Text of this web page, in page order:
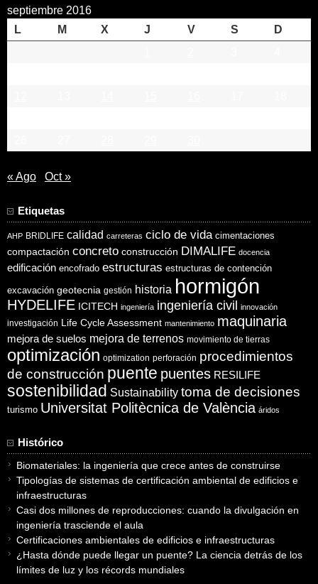
septiembre 2016
L
M X J V S
D
« Ago Oct »
Etiquetas
AHP BRIDLIFE calidad carreteras ciclo de vida cimentaciones
compactación concreto construcción DIMALIFE docencia
edificación encofrado estructuras estructuras de contención
excavación geotecnia gestión historia hormigón
HYDELIFE ICITECH ingeniería ingeniería civil innovación
investigación Life Cycle Assessment mantenimiento maquinaria
mejora de suelos mejora de terrenos movimiento de tierras
optimización optimization perforación procedimientos
de construcción puente puentes RESILIFE
sostenibilidad Sustainability toma de decisiones
turismo Universitat Politècnica de València áridos
Histórico
Biomateriales: la ingeniería que crece antes de construirse
Tipologías de sistemas de certificación ambiental de edificios e
infraestructuras
Casi dos millones de reproducciones: cuando la divulgación en
ingeniería trasciende el aula
Certificaciones ambientales de edificios e infraestructuras
¿Hasta dónde puede llegar un puente? La ciencia detrás de los
límites de luz y los récords mundiales